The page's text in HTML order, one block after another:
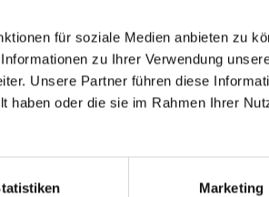
für soziale Medien anbieten zu
zu Ihrer Verwendung
Unsere Partner führen diese
haben oder die sie im Rahmen Ihrer
Marketing